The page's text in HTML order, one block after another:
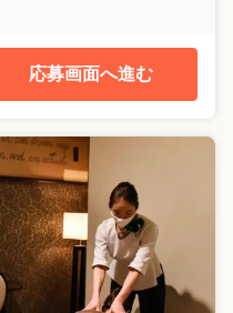
応募画面へ進む